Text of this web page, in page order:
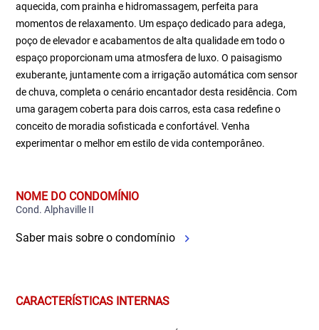
aquecida, com prainha e hidromassagem, perfeita para
momentos de relaxamento. Um espaço dedicado para adega,
poço de elevador e acabamentos de alta qualidade em todo o
espaço proporcionam uma atmosfera de luxo. O paisagismo
exuberante, juntamente com a irrigação automática com sensor
de chuva, completa o cenário encantador desta residência. Com
uma garagem coberta para dois carros, esta casa redefine o
conceito de moradia sofisticada e confortável. Venha
experimentar o melhor em estilo de vida contemporâneo.
NOME DO CONDOMÍNIO
Cond. Alphaville II
Saber mais sobre o condomínio
CARACTERÍSTICAS INTERNAS